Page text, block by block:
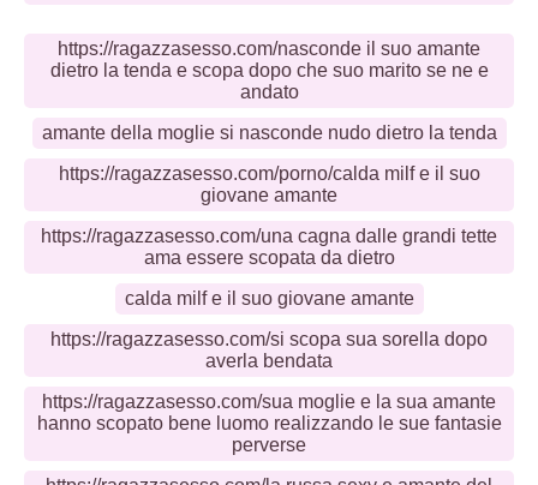
https://ragazzasesso.com/nasconde il suo amante
dietro la tenda e scopa dopo che suo marito se ne e
andato
amante della moglie si nasconde nudo dietro la tenda
https://ragazzasesso.com/porno/calda milf e il suo
giovane amante
https://ragazzasesso.com/una cagna dalle grandi tette
ama essere scopata da dietro
calda milf e il suo giovane amante
https://ragazzasesso.com/si scopa sua sorella dopo
averla bendata
https://ragazzasesso.com/sua moglie e la sua amante
hanno scopato bene luomo realizzando le sue fantasie
perverse